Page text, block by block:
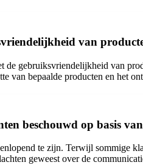
van
de gebruiksvriendelijkheid van
van bepaalde producten en het
beschouwd op basis
te zijn. Terwijl sommige
geweest over de